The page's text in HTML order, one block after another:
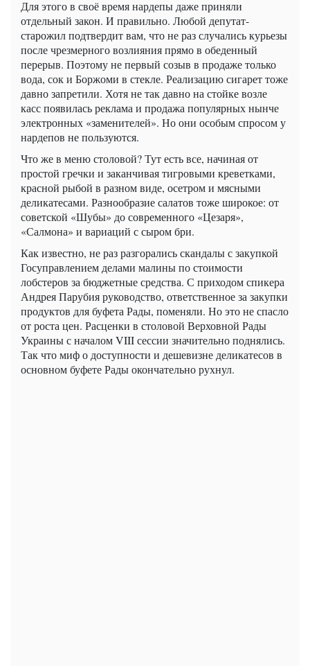
Для этого в своё время нардепы даже приняли
отдельный закон. И правильно. Любой депутат-
старожил подтвердит вам, что не раз случались курьезы
после чрезмерного возлияния прямо в обеденный
перерыв. Поэтому не первый созыв в продаже только
вода, сок и Боржоми в стекле. Реализацию сигарет тоже
давно запретили. Хотя не так давно на стойке возле
касс появилась реклама и продажа популярных нынче
электронных «заменителей». Но они особым спросом у
нардепов не пользуются.
Что же в меню столовой? Тут есть все, начиная от
простой гречки и заканчивая тигровыми креветками,
красной рыбой в разном виде, осетром и мясными
деликатесами. Разнообразие салатов тоже широкое: от
советской «Шубы» до современного «Цезаря»,
«Салмона» и вариаций с сыром бри.
Как известно, не раз разгорались скандалы с закупкой
Госуправлением делами малины по стоимости
лобстеров за бюджетные средства. С приходом спикера
Андрея Парубия руководство, ответственное за закупки
продуктов для буфета Рады, поменяли. Но это не спасло
от роста цен. Расценки в столовой Верховной Рады
Украины с началом VIII сессии значительно поднялись.
Так что миф о доступности и дешевизне деликатесов в
основном буфете Рады окончательно рухнул.